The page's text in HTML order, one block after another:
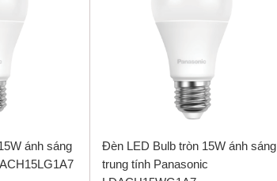
Titan Series IP20 50W
ánh sáng
Đèn LED Bulb tròn 15W ánh sáng
trung tính Panasonic